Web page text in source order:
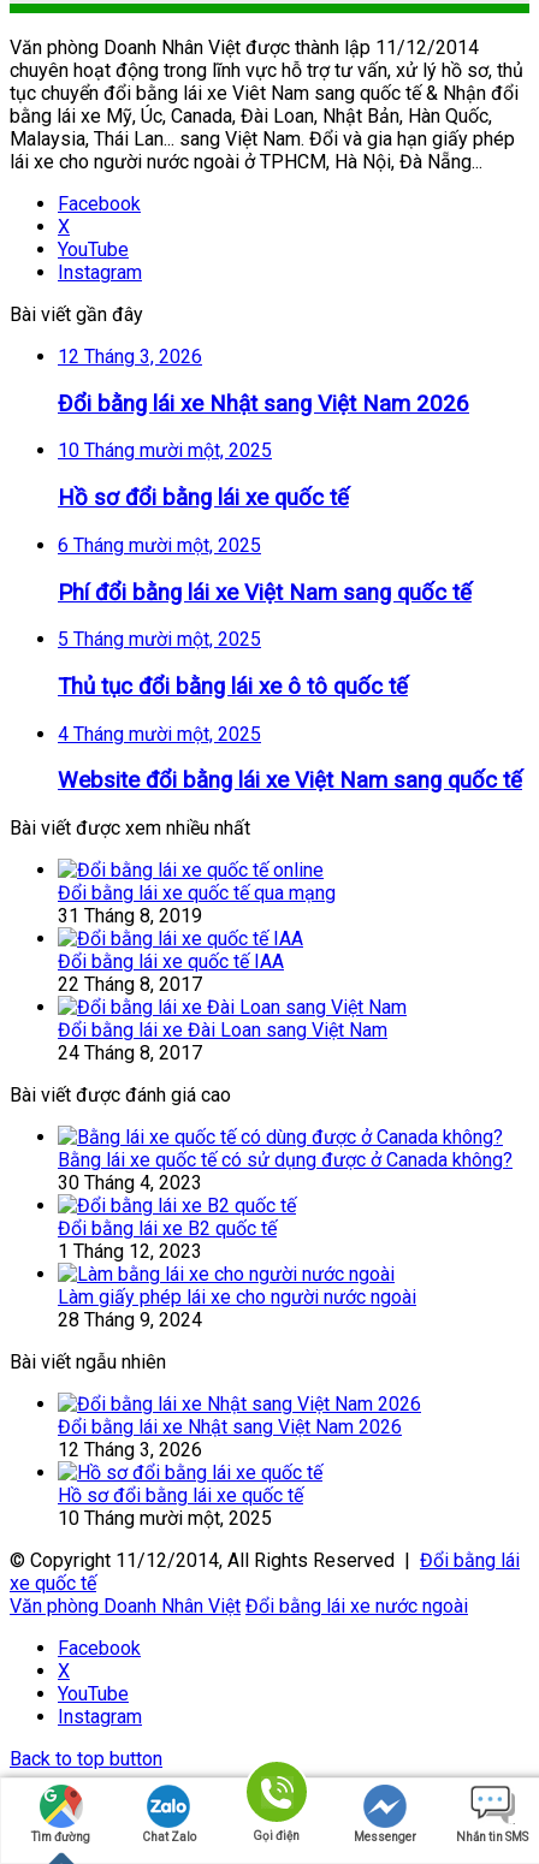
Văn phòng Doanh Nhân Việt được thành lập 11/12/2014
chuyên hoạt động trong lĩnh vực hỗ trợ tư vấn, xử lý hồ sơ, thủ
tục chuyển đổi bằng lái xe Viêt Nam sang quốc tế & Nhận đổi
bằng lái xe Mỹ, Úc, Canada, Đài Loan, Nhật Bản, Hàn Quốc,
Malaysia, Thái Lan... sang Việt Nam. Đổi và gia hạn giấy phép
lái xe cho người nước ngoài ở TPHCM, Hà Nội, Đà Nẵng...
Facebook
X
YouTube
Instagram
Bài viết gần đây
12 Tháng 3, 2026
Đổi bằng lái xe Nhật sang Việt Nam 2026
10 Tháng mười một, 2025
Hồ sơ đổi bằng lái xe quốc tế
6 Tháng mười một, 2025
Phí đổi bằng lái xe Việt Nam sang quốc tế
5 Tháng mười một, 2025
Thủ tục đổi bằng lái xe ô tô quốc tế
4 Tháng mười một, 2025
Website đổi bằng lái xe Việt Nam sang quốc tế
Bài viết được xem nhiều nhất
Đổi bằng lái xe quốc tế qua mạng
31 Tháng 8, 2019
Đổi bằng lái xe quốc tế IAA
22 Tháng 8, 2017
Đổi bằng lái xe Đài Loan sang Việt Nam
24 Tháng 8, 2017
Bài viết được đánh giá cao
Bằng lái xe quốc tế có sử dụng được ở Canada không?
30 Tháng 4, 2023
Đổi bằng lái xe B2 quốc tế
1 Tháng 12, 2023
Làm giấy phép lái xe cho người nước ngoài
28 Tháng 9, 2024
Bài viết ngẫu nhiên
Đổi bằng lái xe Nhật sang Việt Nam 2026
12 Tháng 3, 2026
Hồ sơ đổi bằng lái xe quốc tế
10 Tháng mười một, 2025
© Copyright 11/12/2014, All Rights Reserved | Đổi bằng lái
xe quốc tế
Văn phòng Doanh Nhân Việt Đổi bằng lái xe nước ngoài
Facebook
X
YouTube
Instagram
Back to top button
Tìm đường Chat Zalo Gọi điện Messenger Nhắn tin SMS